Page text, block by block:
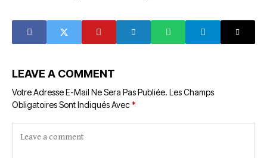
change le visage
d’Abidjan
LEAVE A COMMENT
Votre Adresse E-Mail Ne Sera Pas Publiée. Les Champs
Obligatoires Sont Indiqués Avec*